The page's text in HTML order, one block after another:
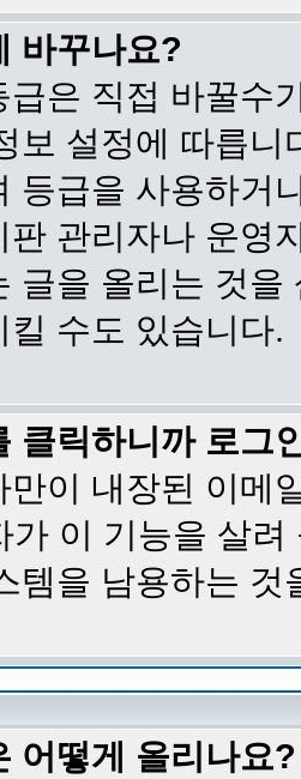
바꾸나요?
급은 직접 바꿀수
보 설정에 따릅
등급을 사용하거
판 관리자나 운영
글을 올리는 것
수도 있습니다.
클릭하니까 로그
만이 내장된 이메
가 이 기능을 살
템을 남용하는 것
어떻게 올리나요?